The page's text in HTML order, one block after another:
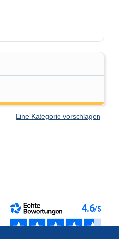
Eine Kategorie vorschlagen